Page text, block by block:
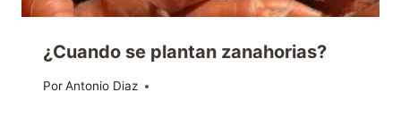
¿Cuando se plantan zanahorias?
PorAntonio Diaz
25/10/2013